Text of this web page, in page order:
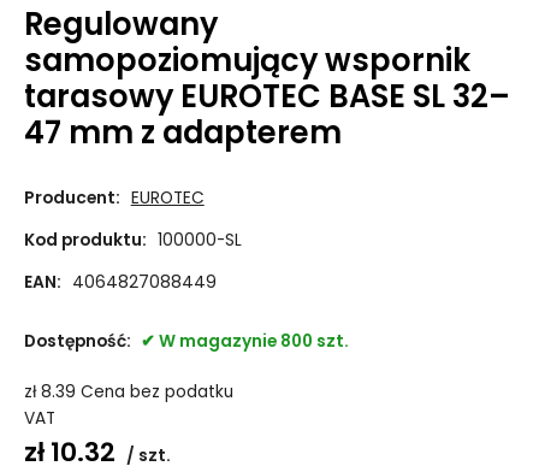
Regulowany
samopoziomujący wspornik
tarasowy EUROTEC BASE SL 32–
47 mm z adapterem
Producent: EUROTEC
Kod produktu: 100000-SL
EAN: 4064827088449
Dostępność: W magazynie 800 szt.
zł8.39 Cena bez podatku
VAT
zł10.32 szt.